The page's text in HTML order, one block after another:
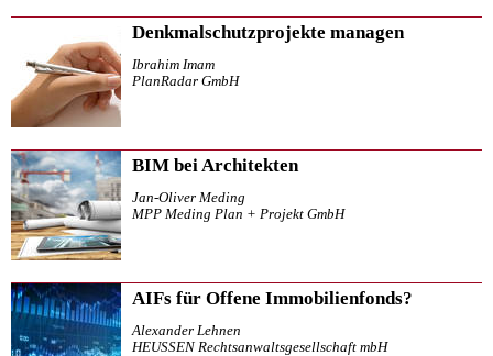
Denkmalschutzprojekte managen
Ibrahim Imam
PlanRadar GmbH
BIM bei Architekten
Jan-Oliver Meding
MPP Meding Plan + Projekt GmbH
AIFs für Offene Immobilienfonds?
Alexander Lehnen
HEUSSEN Rechtsanwaltsgesellschaft mbH